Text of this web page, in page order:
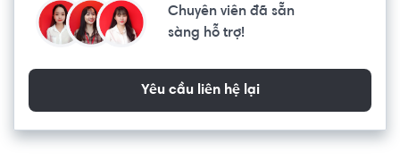
Chuyên viên đã sẵn
sàng hỗ trợ!
Yêu cầu liên hệ lại